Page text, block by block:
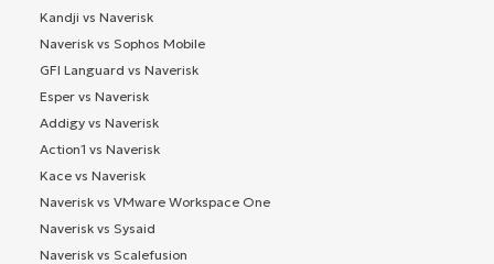
Kandji vs Naverisk
Naverisk vs Sophos Mobile
GFI Languard vs Naverisk
Esper vs Naverisk
Addigy vs Naverisk
Action1 vs Naverisk
Kace vs Naverisk
Naverisk vs VMware Workspace One
Naverisk vs Sysaid
Naverisk vs Scalefusion